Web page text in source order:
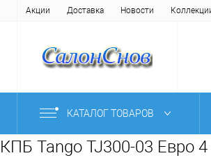
Акции Доставка Новости
КАТАЛОГ ТОВАРОВ
КПБ Tango TJ300-03 Евро